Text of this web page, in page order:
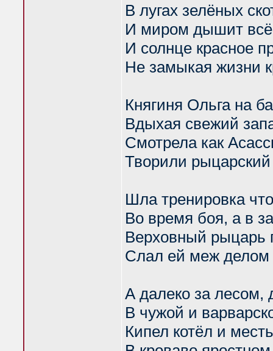
В лугах зелёных
И миром дышит всё
И солнце красное
Не замыкая жизни
Княгиня Ольга на
Вдыхая свежий
Смотрела как
Творили рыцарский
Шла тренировка
Во время боя, а в
Верховный рыцарь
Слал ей меж делом
А далеко за лесом,
В чужой и
Кипел котёл и